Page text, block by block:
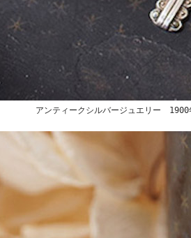
アンティークシルバージュエリー 1900